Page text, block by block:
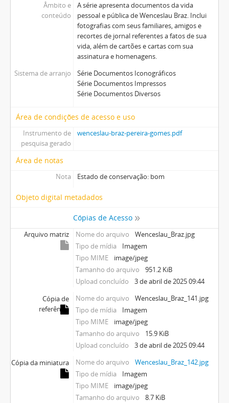
Âmbito e
conteúdo
A série apresenta documentos da vida
pessoal e pública de Wenceslau Braz. Inclui
fotografias com seus familiares, amigos e
recortes de jornal referentes a fatos de sua
vida, além de cartões e cartas com sua
assinatura e homenagens.
Sistema de arranjo
Série Documentos Iconográficos
Série Documentos Impressos
Série Documentos Diversos
Área de condições de acesso e uso
Instrumento de
pesquisa gerado
wenceslau-braz-pereira-gomes.pdf
Área de notas
Nota Estado de conservação: bom
Objeto digital metadados
Cópias de Acesso
Arquivo matriz Nome do arquivo
Wenceslau_Braz.jpg
Tipo de mídia
Imagem
Tipo MIME
image/jpeg
Tamanho do arquivo
951.2 KiB
Upload concluído
3 de abril de 2025 09:44
Cópia de
referência
Nome do arquivo
Wenceslau_Braz_141.jpg
Tipo de mídia
Imagem
Tipo MIME
image/jpeg
Tamanho do arquivo
15.9 KiB
Upload concluído
3 de abril de 2025 09:44
Cópia da miniatura
Nome do arquivo
Wenceslau_Braz_142.jpg
Tipo de mídia
Imagem
Tipo MIME
image/jpeg
Tamanho do arquivo
8.7 KiB